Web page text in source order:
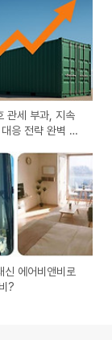
관세 부과, 지속
응 전략 완벽 분
신 에어비앤비로
?